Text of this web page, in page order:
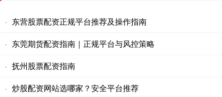
· 东营股票配资正规平台推荐及操作指南
· 东莞期货配资指南｜正规平台与风控策略
· 抚州股票配资指南
· 炒股配资网站选哪家？安全平台推荐